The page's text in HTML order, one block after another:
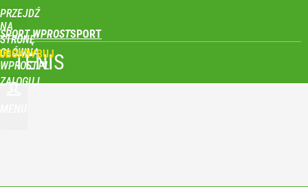
PRZEJDŹ
NA
STRONĘ
GŁÓWNĄ
WPROST.PL
SPORT WPROST
ZALOGUJ
TENIS